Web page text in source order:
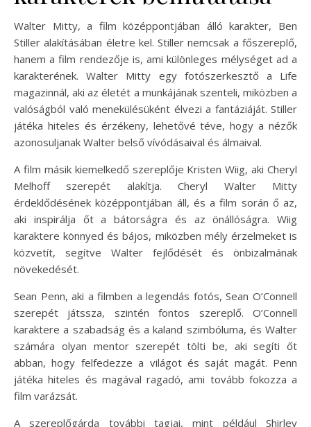
Walter Mitty, a film középpontjában álló karakter, Ben
Stiller alakításában életre kel. Stiller nemcsak a főszereplő,
hanem a film rendezője is, ami különleges mélységet ad a
karakterének. Walter Mitty egy fotószerkesztő a Life
magazinnál, aki az életét a munkájának szenteli, miközben a
valóságból való menekülésüként élvezi a fantáziáját. Stiller
játéka hiteles és érzékeny, lehetővé téve, hogy a nézők
azonosuljanak Walter belső vívódásaival és álmaival.
A film másik kiemelkedő szereplője Kristen Wiig, aki Cheryl
Melhoff szerepét alakítja. Cheryl Walter Mitty
érdeklődésének középpontjában áll, és a film során ő az,
aki inspirálja őt a bátorságra és az önállóságra. Wiig
karaktere könnyed és bájos, miközben mély érzelmeket is
közvetít, segítve Walter fejlődését és önbizalmának
növekedését.
Sean Penn, aki a filmben a legendás fotós, Sean O’Connell
szerepét játssza, szintén fontos szereplő. O’Connell
karaktere a szabadság és a kaland szimbóluma, és Walter
számára olyan mentor szerepét tölti be, aki segíti őt
abban, hogy felfedezze a világot és saját magát. Penn
játéka hiteles és magával ragadó, ami tovább fokozza a
film varázsát.
A szereplőgárda további tagjai, mint például Shirley